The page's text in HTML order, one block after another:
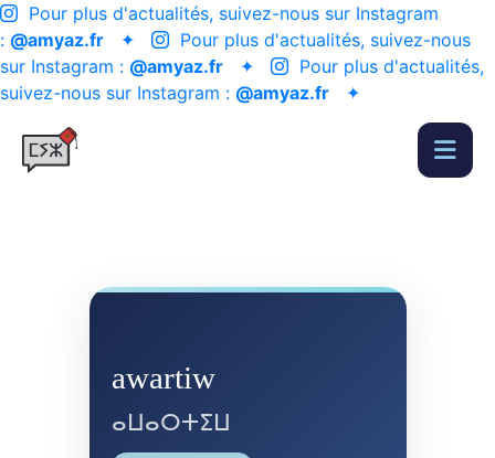
Pour plus d'actualités, suivez-nous sur Instagram
: @amyaz.fr ✦
Pour plus d'actualités, suivez-nous
sur Instagram : @amyaz.fr ✦
Pour plus d'actualités,
suivez-nous sur Instagram : @amyaz.fr ✦
awartiw
ⴰⵡⴰⵔⵜⵉⵡ